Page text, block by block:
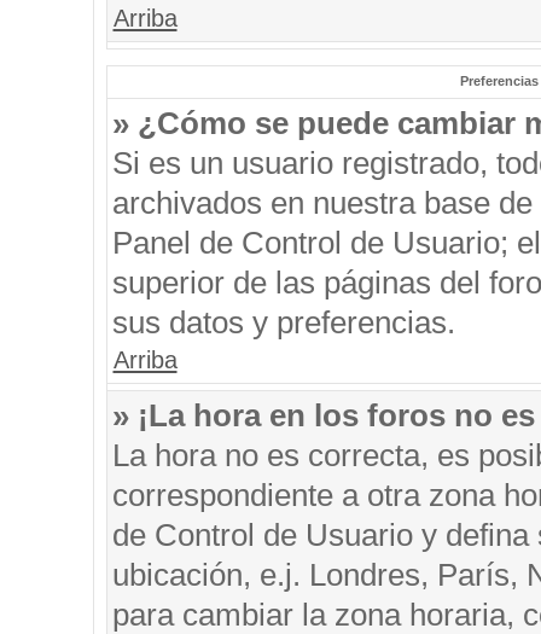
Arriba
» ¿Cómo se puede cambiar
Si es un usuario registrado,
archivados en nuestra base
Panel de Control de Usuario;
superior de las páginas del
sus datos y preferencias.
Arriba
» ¡La hora en los foros no
La hora no es correcta, es
correspondiente a otra zona
de Control de Usuario y
ubicación, e.j. Londres, París,
para cambiar la zona horaria,